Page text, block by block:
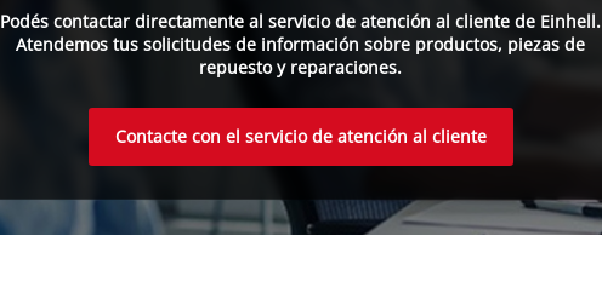
Podés contactar directamente al servicio de atención al cliente de Einhell.
Atendemos tus solicitudes de información sobre productos, piezas de
repuesto y reparaciones.
Contacte con el servicio de atención al cliente